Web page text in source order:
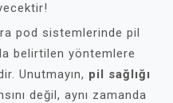
pod sistemlerinde pil
belirtilen yöntemlere
Unutmayın, pil sağlığı
değil, aynı zamanda